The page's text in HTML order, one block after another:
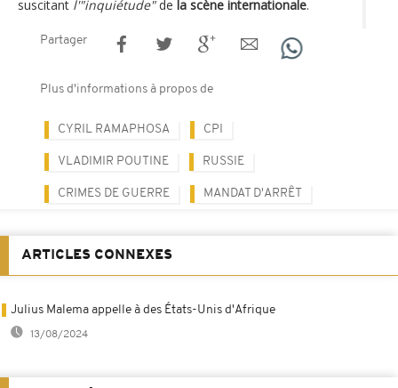
suscitant l'"inquiétude"de la scène internationale.
Partager
Plus d'informations à propos de
CYRIL RAMAPHOSA CPI
VLADIMIR POUTINE RUSSIE
CRIMES DE GUERRE MANDAT D'ARRÊT
ARTICLES CONNEXES
Julius Malema appelle à des États-Unis d'Afrique
13/08/2024